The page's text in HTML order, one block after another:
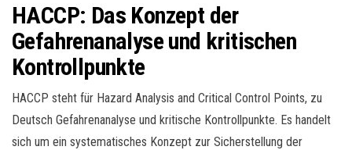
HACCP: Das Konzept der
Gefahrenanalyse und kritischen
Kontrollpunkte
HACCP steht für Hazard Analysis and Critical Control Points, zu
Deutsch Gefahrenanalyse und kritische Kontrollpunkte. Es handelt
sich um ein systematisches Konzept zur Sicherstellung der